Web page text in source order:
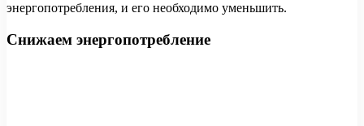
энергопотребления, и его необходимо уменьшить.
Снижаем энергопотребление